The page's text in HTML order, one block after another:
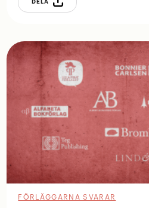
FÖRLÄGGARNA SVARAR